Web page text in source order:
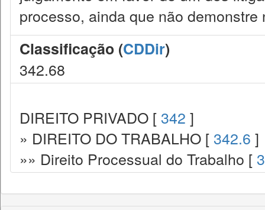
processo, ainda que não demonstre
Classificação (CDDir)
342.68
DIREITO PRIVADO [ 342 ]
» DIREITO DO TRABALHO [ 342.6 ]
»» Direito Processual do Trabalho [